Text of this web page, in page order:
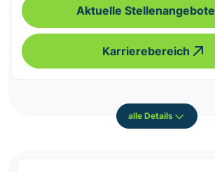
Aktuelle Stellenangebote
Karrierebereich
alle Details